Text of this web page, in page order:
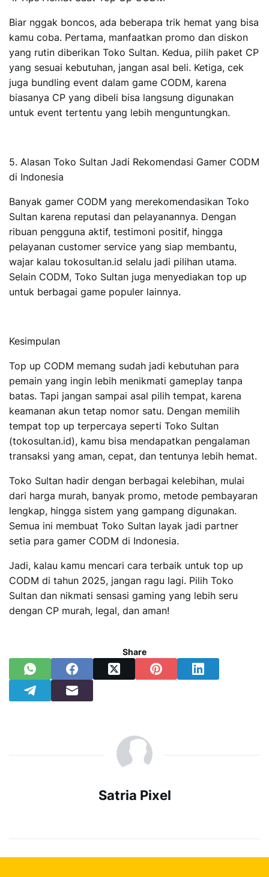
Biar nggak boncos, ada beberapa trik hemat yang bisa
kamu coba. Pertama, manfaatkan promo dan diskon
yang rutin diberikan Toko Sultan. Kedua, pilih paket CP
yang sesuai kebutuhan, jangan asal beli. Ketiga, cek
juga bundling event dalam game CODM, karena
biasanya CP yang dibeli bisa langsung digunakan
untuk event tertentu yang lebih menguntungkan.
5. Alasan Toko Sultan Jadi Rekomendasi Gamer CODM
di Indonesia
Banyak gamer CODM yang merekomendasikan Toko
Sultan karena reputasi dan pelayanannya. Dengan
ribuan pengguna aktif, testimoni positif, hingga
pelayanan customer service yang siap membantu,
wajar kalau tokosultan.id selalu jadi pilihan utama.
Selain CODM, Toko Sultan juga menyediakan top up
untuk berbagai game populer lainnya.
Kesimpulan
Top up CODM memang sudah jadi kebutuhan para
pemain yang ingin lebih menikmati gameplay tanpa
batas. Tapi jangan sampai asal pilih tempat, karena
keamanan akun tetap nomor satu. Dengan memilih
tempat top up terpercaya seperti Toko Sultan
(tokosultan.id), kamu bisa mendapatkan pengalaman
transaksi yang aman, cepat, dan tentunya lebih hemat.
Toko Sultan hadir dengan berbagai kelebihan, mulai
dari harga murah, banyak promo, metode pembayaran
lengkap, hingga sistem yang gampang digunakan.
Semua ini membuat Toko Sultan layak jadi partner
setia para gamer CODM di Indonesia.
Jadi, kalau kamu mencari cara terbaik untuk top up
CODM di tahun 2025, jangan ragu lagi. Pilih Toko
Sultan dan nikmati sensasi gaming yang lebih seru
dengan CP murah, legal, dan aman!
Share
Satria Pixel